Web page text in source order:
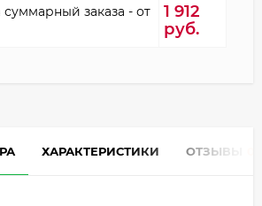
суммарный заказа - от
1 912
руб.
ХАРАКТЕРИСТИКИ ОТЗЫВЫ